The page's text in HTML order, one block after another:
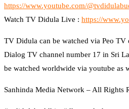
https://www.youtube.com/
Watch TV Didula Live : https://
TV Didula can be watched via Peo TV
Dialog TV channel number 17 in Sri
be watched worldwide via youtube as
Sanhinda Media Network – All Rights